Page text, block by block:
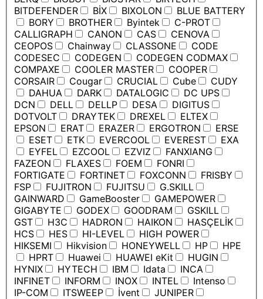
BITDEFENDER
BİX BIXOLON
BLUE BATTERY
BORY
BROTHER Byintek
C-PROT
CALLIGRAPH
CANON CAS
CENOVA
CEOPOS
Chainway CLASSONE
CODE
CODESEC
CODEGEN
CODEGEN CODMAX
COMPAXE
COOLER MASTER
COOPER
CORSAIR
Cougar CRUCIAL Cube
CUDY
DAHUA
DARK DATALOGIC
DC UPS
DCN
DELL DELLP DESA
DIGITUS
DOTVOLT
DRAYTEK DREXEL
ELTEX
EPSON
ERAT ERAZER ERGOTRON
ERSE
ESET
ETK EVERCOOL EVEREST
EXA
EYFEL
EZCOOL EZVIZ
FANXIANG
FAZEON
FLAXES FOEM
FONRI
FORTIGATE
FORTINET FOXCONN
FRISBY
FSP
FUJITRON FUJITSU
G.SKILL
GAINWARD
GameBooster
GAMEPOWER
GIGABYTE
GODEX GOODRAM
GSKILL
GST
H3C HADRON HAIKON
HASÇELİK
HCS
HES HI-LEVEL
HIGH POWER
HIKSEMI
Hikvision HONEYWELL HP
HPE
HPRT
Huawei HUAWEI eKit
HUGIN
HYNIX
HYTECH IBM Idata
INCA
INFINET
INFORM INOX INTEL
Intenso
IP-COM
ITSWEEP İvent
JUNIPER